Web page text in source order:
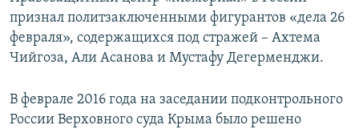
признал политзаключенными фигурантов «дела 26
февраля», содержащихся под стражей – Ахтема
Чийгоза, Али Асанова и Мустафу Дегерменджи.
В феврале 2016 года на заседании подконтрольного
России Верховного суда Крыма было решено